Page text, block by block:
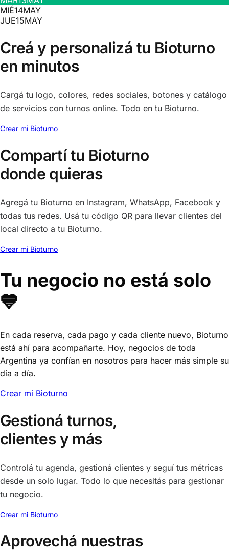
MIÉ14MAY
JUE15MAY
Creá y personalizá tu Bioturno
en minutos
Cargá tu logo, colores, redes sociales, botones y catálogo
de servicios con turnos online. Todo en tu Bioturno.
Crear mi Bioturno
Compartí tu Bioturno
donde quieras
Agregá tu Bioturno en Instagram, WhatsApp, Facebook y
todas tus redes. Usá tu código QR para llevar clientes del
local directo a tu Bioturno.
Crear mi Bioturno
Tu negocio no está solo
💙
En cada reserva, cada pago y cada cliente nuevo, Bioturno
está ahí para acompañarte. Hoy, negocios de toda
Argentina ya confían en nosotros para hacer más simple su
día a día.
Crear mi Bioturno
Gestioná turnos,
clientes y más
Controlá tu agenda, gestioná clientes y seguí tus métricas
desde un solo lugar. Todo lo que necesitás para gestionar
tu negocio.
Crear mi Bioturno
Aprovechá nuestras